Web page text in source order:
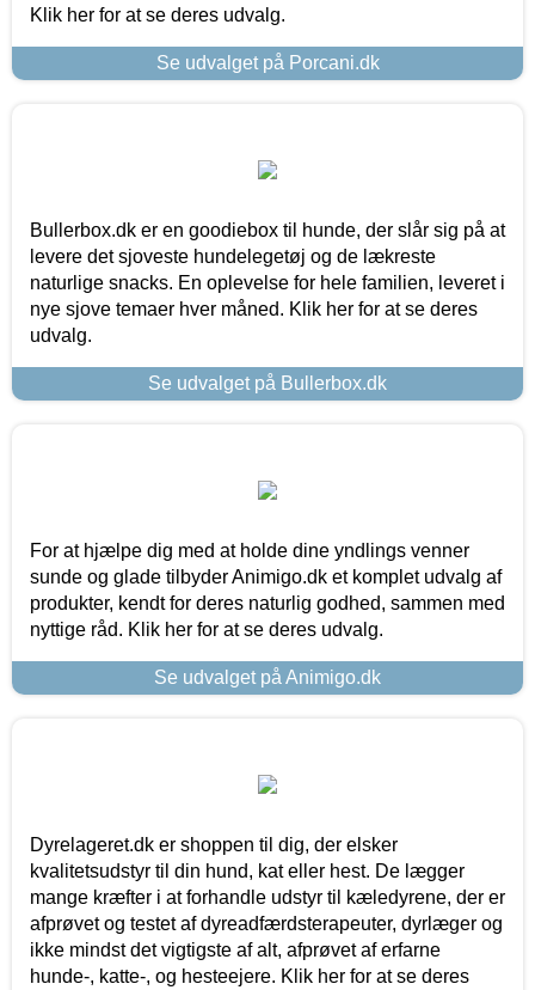
Klik her for at se deres udvalg.
Se udvalget på Porcani.dk
Bullerbox.dk er en goodiebox til hunde, der slår sig på at
levere det sjoveste hundelegetøj og de lækreste
naturlige snacks. En oplevelse for hele familien, leveret i
nye sjove temaer hver måned. Klik her for at se deres
udvalg.
Se udvalget på Bullerbox.dk
For at hjælpe dig med at holde dine yndlings venner
sunde og glade tilbyder Animigo.dk et komplet udvalg af
produkter, kendt for deres naturlig godhed, sammen med
nyttige råd. Klik her for at se deres udvalg.
Se udvalget på Animigo.dk
Dyrelageret.dk er shoppen til dig, der elsker
kvalitetsudstyr til din hund, kat eller hest. De lægger
mange kræfter i at forhandle udstyr til kæledyrene, der er
afprøvet og testet af dyreadfærdsterapeuter, dyrlæger og
ikke mindst det vigtigste af alt, afprøvet af erfarne
hunde-, katte-, og hesteejere. Klik her for at se deres